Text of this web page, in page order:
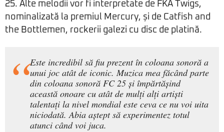
25. Alte melodii vor fi interpretate de FKA Twigs,
nominalizată la premiul Mercury, și de Catfish and
the Bottlemen, rockerii galezi cu disc de platină.
Este incredibil să fiu prezent în coloana sonoră a
unui joc atât de iconic. Muzica mea făcând parte
din coloana sonoră FC 25 și împărtășind
această onoare cu atât de mulți alți artiști
talentați la nivel mondial este ceva ce nu voi uita
niciodată. Abia aștept să experimentez totul
atunci când voi juca.